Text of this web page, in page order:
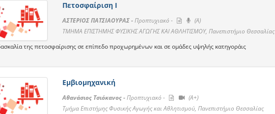
Πετοσφαίριση Ι
ΑΣΤΕΡΙΟΣ ΠΑΤΣΙΑΟΥΡΑΣ -Προπτυχιακό -
(A)
ΤΜΗΜΑ ΕΠΙΣΤΗΜΗΣ ΦΥΣΙΚΗΣ ΑΓΩΓΗΣ ΚΑΙ ΑΘΛΗΤΙΣΜΟΥ, Πανεπιστήμιο Θεσσαλίας
της πετοσφαίρισης σε επίπεδο προχωρημένων και σε ομάδες υψηλής κατηγοράις
Εμβιομηχανική
Αθανάσιος Τσιόκανος -Προπτυχιακό -
(A+)
Τμήμα Επιστήμης Φυσικής Αγωγής και Αθλητισμού, Πανεπιστήμιο Θεσσαλίας